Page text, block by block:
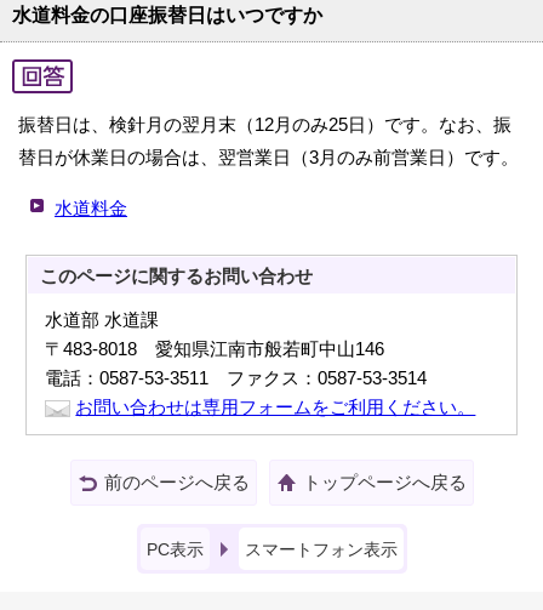
水道料金の口座振替日はいつですか
振替日は、検針月の翌月末（12月のみ25日）です。なお、振
替日が休業日の場合は、翌営業日（3月のみ前営業日）です。
水道料金
このページに関するお問い合わせ
水道部 水道課
〒483-8018 愛知県江南市般若町中山146
電話：0587-53-3511 ファクス：0587-53-3514
お問い合わせは専用フォームをご利用ください。
前のページへ戻る トップページへ戻る
PC表示 スマートフォン表示